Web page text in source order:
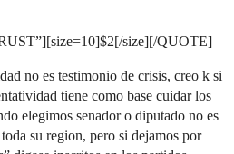
size][/QUOTE]
no es testimonio de crisis, creo k si
tiene como base cuidar los
elegimos senador o diputado no es
su region, pero si dejamos por